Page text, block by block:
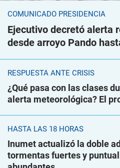
COMUNICADO PRESIDENCIA
Ejecutivo decretó alerta
desde arroyo Pando
RESPUESTA ANTE CRISIS
¿Qué pasa con las clases
alerta meteorológica? El
HASTA LAS 18 HORAS
Inumet actualizó la doble
tormentas fuertes y